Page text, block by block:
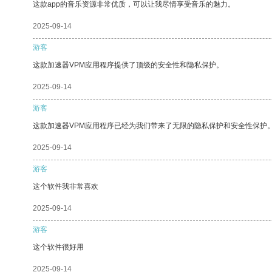
这款app的音乐资源非常优质，可以让我尽情享受音乐的魅力。
2025-09-14
游客
这款加速器VPM应用程序提供了顶级的安全性和隐私保护。
2025-09-14
游客
这款加速器VPM应用程序已经为我们带来了无限的隐私保护和安全性保护
2025-09-14
游客
这个软件我非常喜欢
2025-09-14
游客
这个软件很好用
2025-09-14